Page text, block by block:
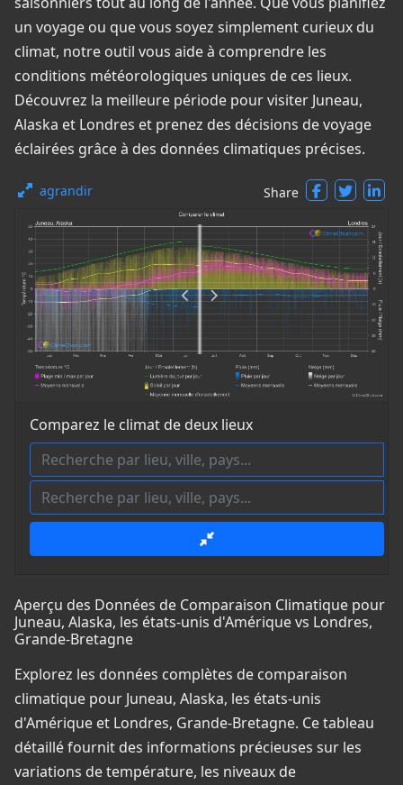
un voyage ou que vous soyez simplement curieux du
climat, notre outil vous aide à comprendre les
conditions météorologiques uniques de ces lieux.
Découvrez la meilleure période pour visiter Juneau,
Alaska et Londres et prenez des décisions de voyage
éclairées grâce à des données climatiques précises.
agrandir Share
Comparez le climat de deux lieux
Aperçu des Données de Comparaison Climatique pour
Juneau, Alaska, les états-unis d'Amérique vs Londres,
Grande-Bretagne
Explorez les données complètes de comparaison
climatique pour Juneau, Alaska, les états-unis
d'Amérique et Londres, Grande-Bretagne. Ce tableau
détaillé fournit des informations précieuses sur les
variations de température, les niveaux de